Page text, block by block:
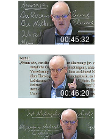
00:45:32
00:46:20